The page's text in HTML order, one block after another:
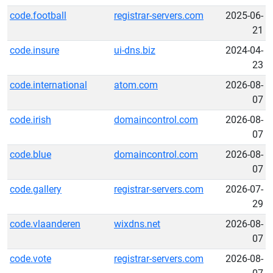
code.football
registrar-servers.com
2025-06-
21
code.insure
ui-dns.biz
2024-04-
23
code.international
atom.com
2026-08-
07
code.irish
domaincontrol.com
2026-08-
07
code.blue
domaincontrol.com
2026-08-
07
code.gallery
registrar-servers.com
2026-07-
29
code.vlaanderen
wixdns.net
2026-08-
07
code.vote
registrar-servers.com
2026-08-